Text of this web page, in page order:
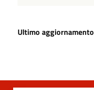
Ultimo aggiornamento